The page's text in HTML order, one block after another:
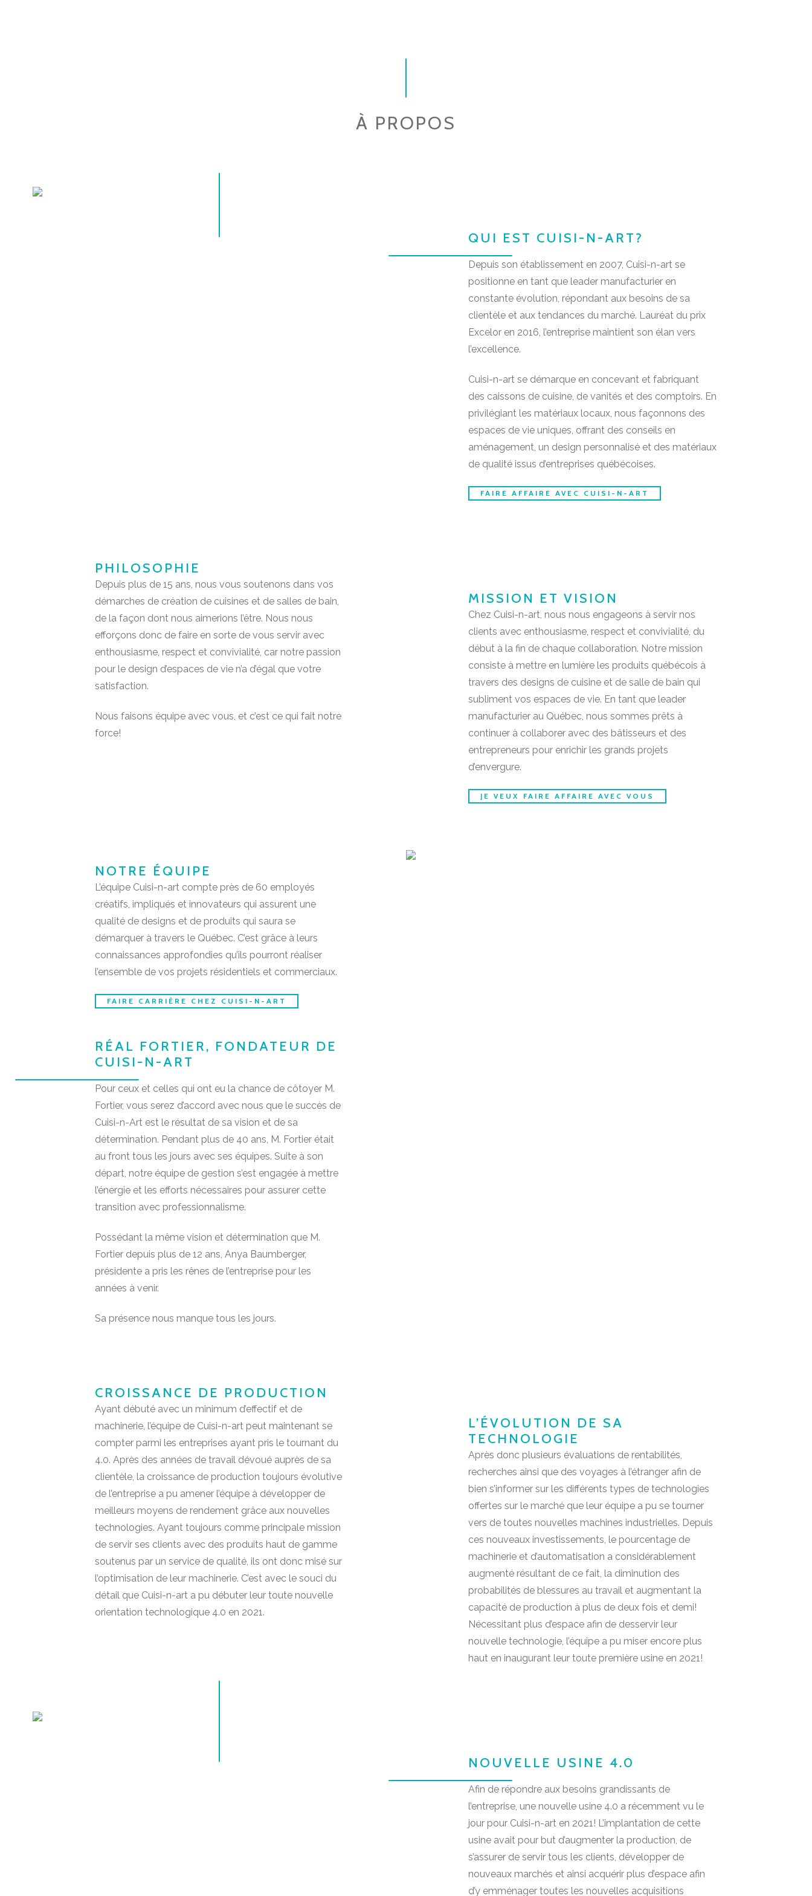
À PROPOS
QUI EST CUISI-N-ART?
Depuis son établissement en 2007, Cuisi-n-art se
positionne en tant que leader manufacturier en
constante évolution, répondant aux besoins de sa
clientèle et aux tendances du marché. Lauréat du prix
Excelor en 2016, l’entreprise maintient son élan vers
l’excellence.
Cuisi-n-art se démarque en concevant et fabriquant
des caissons de cuisine, de vanités et des comptoirs. En
privilégiant les matériaux locaux, nous façonnons des
espaces de vie uniques, offrant des conseils en
aménagement, un design personnalisé et des matériaux
de qualité issus d’entreprises québécoises.
FAIRE AFFAIRE AVEC CUISI-N-ART
PHILOSOPHIE
Depuis plus de 15 ans, nous vous soutenons dans vos
démarches de création de cuisines et de salles de bain,
de la façon dont nous aimerions l’être. Nous nous
efforçons donc de faire en sorte de vous servir avec
enthousiasme, respect et convivialité, car notre passion
pour le design d’espaces de vie n’a d’égal que votre
satisfaction.
Nous faisons équipe avec vous, et c’est ce qui fait notre
force!
MISSION ET VISION
Chez Cuisi-n-art, nous nous engageons à servir nos
clients avec enthousiasme, respect et convivialité, du
début à la fin de chaque collaboration. Notre mission
consiste à mettre en lumière les produits québécois à
travers des designs de cuisine et de salle de bain qui
subliment vos espaces de vie. En tant que leader
manufacturier au Québec, nous sommes prêts à
continuer à collaborer avec des bâtisseurs et des
entrepreneurs pour enrichir les grands projets
d’envergure.
JE VEUX FAIRE AFFAIRE AVEC VOUS
NOTRE ÉQUIPE
L’équipe Cuisi-n-art compte près de 60 employés
créatifs, impliqués et innovateurs qui assurent une
qualité de designs et de produits qui saura se
démarquer à travers le Québec. C’est grâce à leurs
connaissances approfondies qu’ils pourront réaliser
l’ensemble de vos projets résidentiels et commerciaux.
FAIRE CARRIÈRE CHEZ CUISI-N-ART
RÉAL FORTIER, FONDATEUR DE
CUISI-N-ART
​​Pour ceux et celles qui ont eu la chance de côtoyer M.
Fortier, vous serez d’accord avec nous que le succès de
Cuisi-n-Art est le résultat de sa vision et de sa
détermination. Pendant plus de 40 ans, M. Fortier était
au front tous les jours avec ses équipes. Suite à son
départ, notre équipe de gestion s’est engagée à mettre
l’énergie et les efforts nécessaires pour assurer cette
transition avec professionnalisme.
Possédant la même vision et détermination que M.
Fortier depuis plus de 12 ans, Anya Baumberger,
présidente a pris les rênes de l’entreprise pour les
années à venir.
Sa présence nous manque tous les jours.
CROISSANCE DE PRODUCTION
Ayant débuté avec un minimum d’effectif et de
machinerie, l’équipe de Cuisi-n-art peut maintenant se
compter parmi les entreprises ayant pris le tournant du
4.0. Après des années de travail dévoué auprès de sa
clientèle, la croissance de production toujours évolutive
de l’entreprise a pu amener l’équipe à développer de
meilleurs moyens de rendement grâce aux nouvelles
technologies. Ayant toujours comme principale mission
de servir ses clients avec des produits haut de gamme
soutenus par un service de qualité, ils ont donc misé sur
l’optimisation de leur machinerie. C’est avec le souci du
détail que Cuisi-n-art a pu débuter leur toute nouvelle
orientation technologique 4.0 en 2021.
L’ÉVOLUTION DE SA
TECHNOLOGIE
Après donc plusieurs évaluations de rentabilités,
recherches ainsi que des voyages à l’étranger afin de
bien s’informer sur les différents types de technologies
offertes sur le marché que leur équipe a pu se tourner
vers de toutes nouvelles machines industrielles. Depuis
ces nouveaux investissements, le pourcentage de
machinerie et d’automatisation a considérablement
augmenté résultant de ce fait, la diminution des
probabilités de blessures au travail et augmentant la
capacité de production à plus de deux fois et demi!
Nécessitant plus d’espace afin de desservir leur
nouvelle technologie, l’équipe a pu miser encore plus
haut en inaugurant leur toute première usine en 2021!
NOUVELLE USINE 4.0
Afin de répondre aux besoins grandissants de
l’entreprise, une nouvelle usine 4.0 a récemment vu le
jour pour Cuisi-n-art en 2021! L’implantation de cette
usine avait pour but d’augmenter la production, de
s’assurer de servir tous les clients, développer de
nouveaux marchés et ainsi acquérir plus d’espace afin
d’y emménager toutes les nouvelles acquisitions